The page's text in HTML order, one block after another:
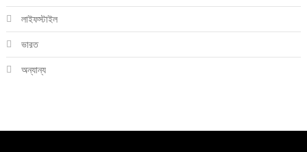
লাইফস্টাইল
ভারত
অন্যান্য